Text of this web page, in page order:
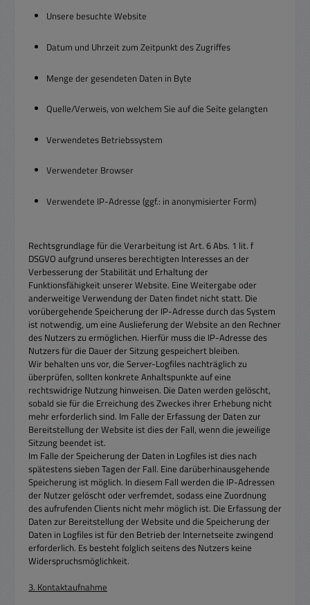
Unsere besuchte Website
Datum und Uhrzeit zum Zeitpunkt des Zugriffes
Menge der gesendeten Daten in Byte
Quelle/Verweis, von welchem Sie auf die Seite gelangten
Verwendetes Betriebssystem
Verwendeter Browser
Verwendete IP-Adresse (ggf.: in anonymisierter Form)
Rechtsgrundlage für die Verarbeitung ist Art. 6 Abs. 1 lit. f
DSGVO aufgrund unseres berechtigten Interesses an der
Verbesserung der Stabilität und Erhaltung der
Funktionsfähigkeit unserer Website. Eine Weitergabe oder
anderweitige Verwendung der Daten findet nicht statt. Die
vorübergehende Speicherung der IP-Adresse durch das System
ist notwendig, um eine Auslieferung der Website an den Rechner
des Nutzers zu ermöglichen. Hierfür muss die IP-Adresse des
Nutzers für die Dauer der Sitzung gespeichert bleiben.
Wir behalten uns vor, die Server-Logfiles nachträglich zu
überprüfen, sollten konkrete Anhaltspunkte auf eine
rechtswidrige Nutzung hinweisen. Die Daten werden gelöscht,
sobald sie für die Erreichung des Zweckes ihrer Erhebung nicht
mehr erforderlich sind. Im Falle der Erfassung der Daten zur
Bereitstellung der Website ist dies der Fall, wenn die jeweilige
Sitzung beendet ist.
Im Falle der Speicherung der Daten in Logfiles ist dies nach
spätestens sieben Tagen der Fall. Eine darüberhinausgehende
Speicherung ist möglich. In diesem Fall werden die IP-Adressen
der Nutzer gelöscht oder verfremdet, sodass eine Zuordnung
des aufrufenden Clients nicht mehr möglich ist. Die Erfassung der
Daten zur Bereitstellung der Website und die Speicherung der
Daten in Logfiles ist für den Betrieb der Internetseite zwingend
erforderlich. Es besteht folglich seitens des Nutzers keine
Widerspruchsmöglichkeit.
3. Kontaktaufnahme